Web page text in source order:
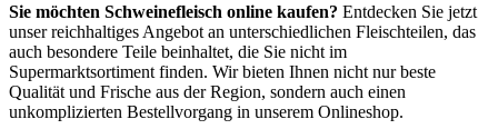
Sie möchten Schweinefleisch online kaufen? Entdecken Sie jetzt
unser reichhaltiges Angebot an unterschiedlichen Fleischteilen, das
auch besondere Teile beinhaltet, die Sie nicht im
Supermarktsortiment finden. Wir bieten Ihnen nicht nur beste
Qualität und Frische aus der Region, sondern auch einen
unkomplizierten Bestellvorgang in unserem Onlineshop.